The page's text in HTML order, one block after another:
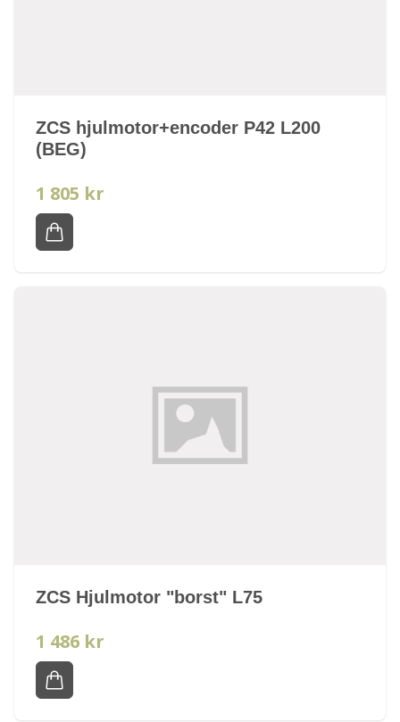
ZCS hjulmotor+encoder P42 L200
(BEG)
1 805 kr
ZCS Hjulmotor "borst" L75
1 486 kr